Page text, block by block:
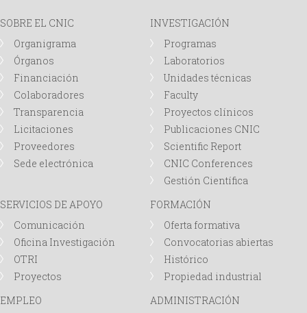
d
e
b
ú
s
q
u
e
SOBRE EL CNIC
Organigrama
Órganos
Financiación
Colaboradores
Transparencia
Licitaciones
Proveedores
Sede electrónica
INVESTIGACIÓN
Programas
Laboratorios
Unidades técnicas
Faculty
Proyectos clínicos
Publicaciones CNIC
Scientific Report
CNIC Conferences
Gestión Científica
SERVICIOS DE APOYO
Comunicación
Oficina Investigación
OTRI
Proyectos
FORMACIÓN
Oferta formativa
Convocatorias abiertas
Histórico
Propiedad industrial
EMPLEO
ADMINISTRACIÓN